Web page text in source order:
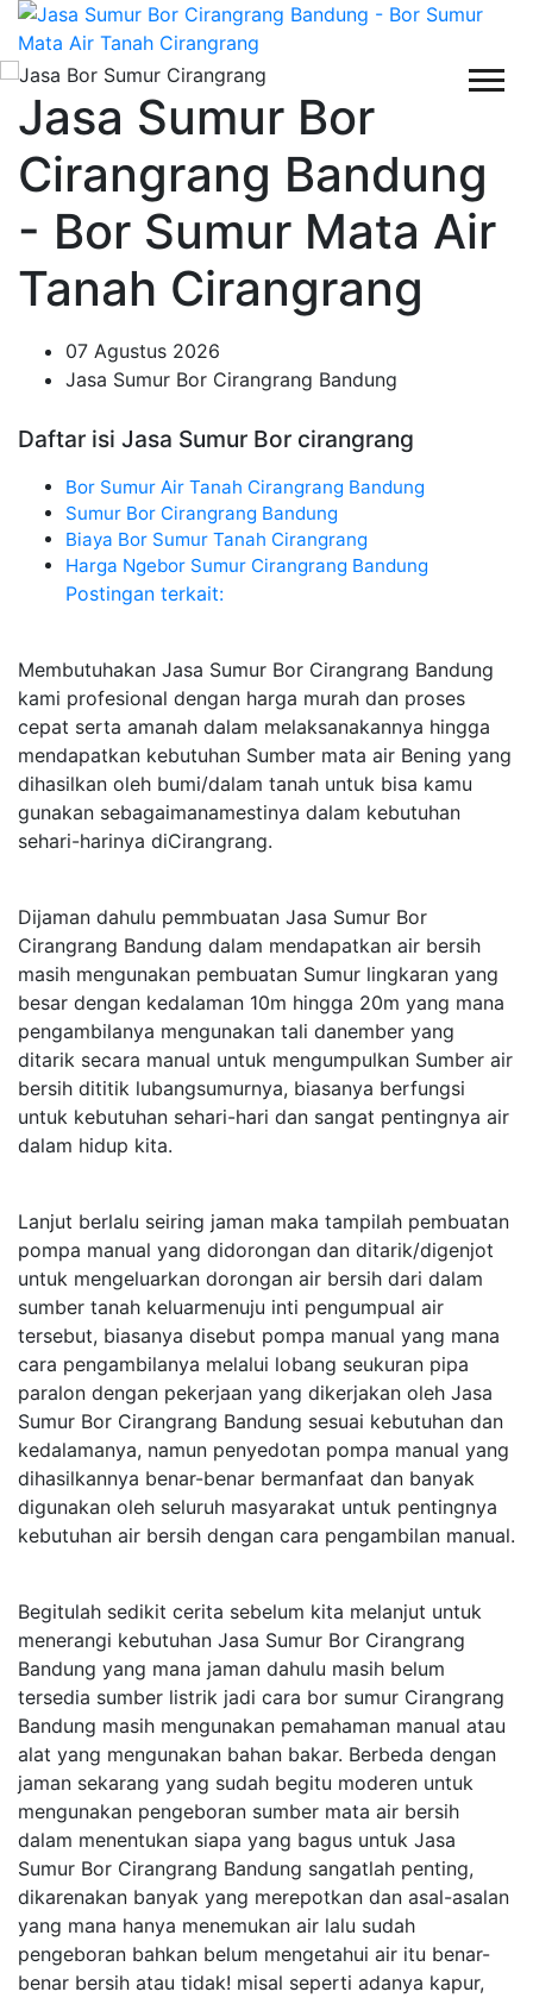
Jasa Sumur Bor
Cirangrang Bandung
- Bor Sumur Mata Air
Tanah Cirangrang
07 Agustus 2026
Jasa Sumur Bor Cirangrang Bandung
Daftar isi Jasa Sumur Bor cirangrang
Bor Sumur Air Tanah Cirangrang Bandung
Sumur Bor Cirangrang Bandung
Biaya Bor Sumur Tanah Cirangrang
Harga Ngebor Sumur Cirangrang Bandung
Postingan terkait:
Membutuhakan Jasa Sumur Bor Cirangrang Bandung
kami profesional dengan harga murah dan proses
cepat serta amanah dalam melaksanakannya hingga
mendapatkan kebutuhan Sumber mata air Bening yang
dihasilkan oleh bumi/dalam tanah untuk bisa kamu
gunakan sebagaimanamestinya dalam kebutuhan
sehari-harinya diCirangrang.
Dijaman dahulu pemmbuatan Jasa Sumur Bor
Cirangrang Bandung dalam mendapatkan air bersih
masih mengunakan pembuatan Sumur lingkaran yang
besar dengan kedalaman 10m hingga 20m yang mana
pengambilanya mengunakan tali danember yang
ditarik secara manual untuk mengumpulkan Sumber air
bersih dititik lubangsumurnya, biasanya berfungsi
untuk kebutuhan sehari-hari dan sangat pentingnya air
dalam hidup kita.
Lanjut berlalu seiring jaman maka tampilah pembuatan
pompa manual yang didorongan dan ditarik/digenjot
untuk mengeluarkan dorongan air bersih dari dalam
sumber tanah keluarmenuju inti pengumpual air
tersebut, biasanya disebut pompa manual yang mana
cara pengambilanya melalui lobang seukuran pipa
paralon dengan pekerjaan yang dikerjakan oleh Jasa
Sumur Bor Cirangrang Bandung sesuai kebutuhan dan
kedalamanya, namun penyedotan pompa manual yang
dihasilkannya benar-benar bermanfaat dan banyak
digunakan oleh seluruh masyarakat untuk pentingnya
kebutuhan air bersih dengan cara pengambilan manual.
Begitulah sedikit cerita sebelum kita melanjut untuk
menerangi kebutuhan Jasa Sumur Bor Cirangrang
Bandung yang mana jaman dahulu masih belum
tersedia sumber listrik jadi cara bor sumur Cirangrang
Bandung masih mengunakan pemahaman manual atau
alat yang mengunakan bahan bakar. Berbeda dengan
jaman sekarang yang sudah begitu moderen untuk
mengunakan pengeboran sumber mata air bersih
dalam menentukan siapa yang bagus untuk Jasa
Sumur Bor Cirangrang Bandung sangatlah penting,
dikarenakan banyak yang merepotkan dan asal-asalan
yang mana hanya menemukan air lalu sudah
pengeboran bahkan belum mengetahui air itu benar-
benar bersih atau tidak! misal seperti adanya kapur,